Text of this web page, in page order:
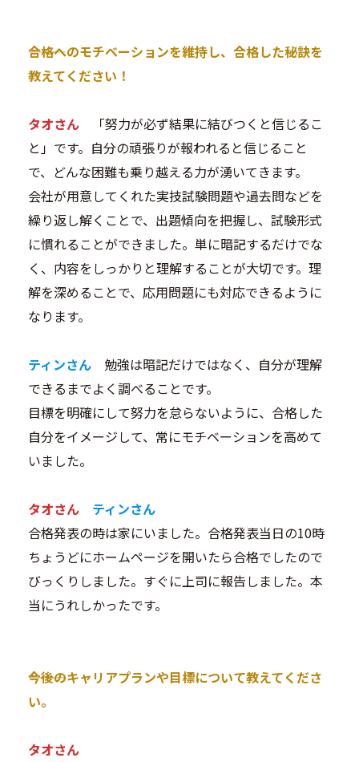
―――合格へのモチベーションを維持し、合格した秘訣を
教えてください！
タオさん 「努力が必ず結果に結びつくと信じるこ
と」です。自分の頑張りが報われると信じること
で、どんな困難も乗り越える力が湧いてきます。
会社が用意してくれた実技試験問題や過去問などを
繰り返し解くことで、出題傾向を把握し、試験形式
に慣れることができました。単に暗記するだけでな
く、内容をしっかりと理解することが大切です。理
解を深めることで、応用問題にも対応できるように
なります。
ティンさん 勉強は暗記だけではなく、自分が理解
できるまでよく調べることです。
目標を明確にして努力を怠らないように、合格した
自分をイメージして、常にモチベーションを高めて
いました。
タオさん
ティンさん
合格発表の時は家にいました。合格発表当日の10時
ちょうどにホームページを開いたら合格でしたので
びっくりしました。すぐに上司に報告しました。本
当にうれしかったです。
―――今後のキャリアプランや目標について教えてくださ
い。
タオさん